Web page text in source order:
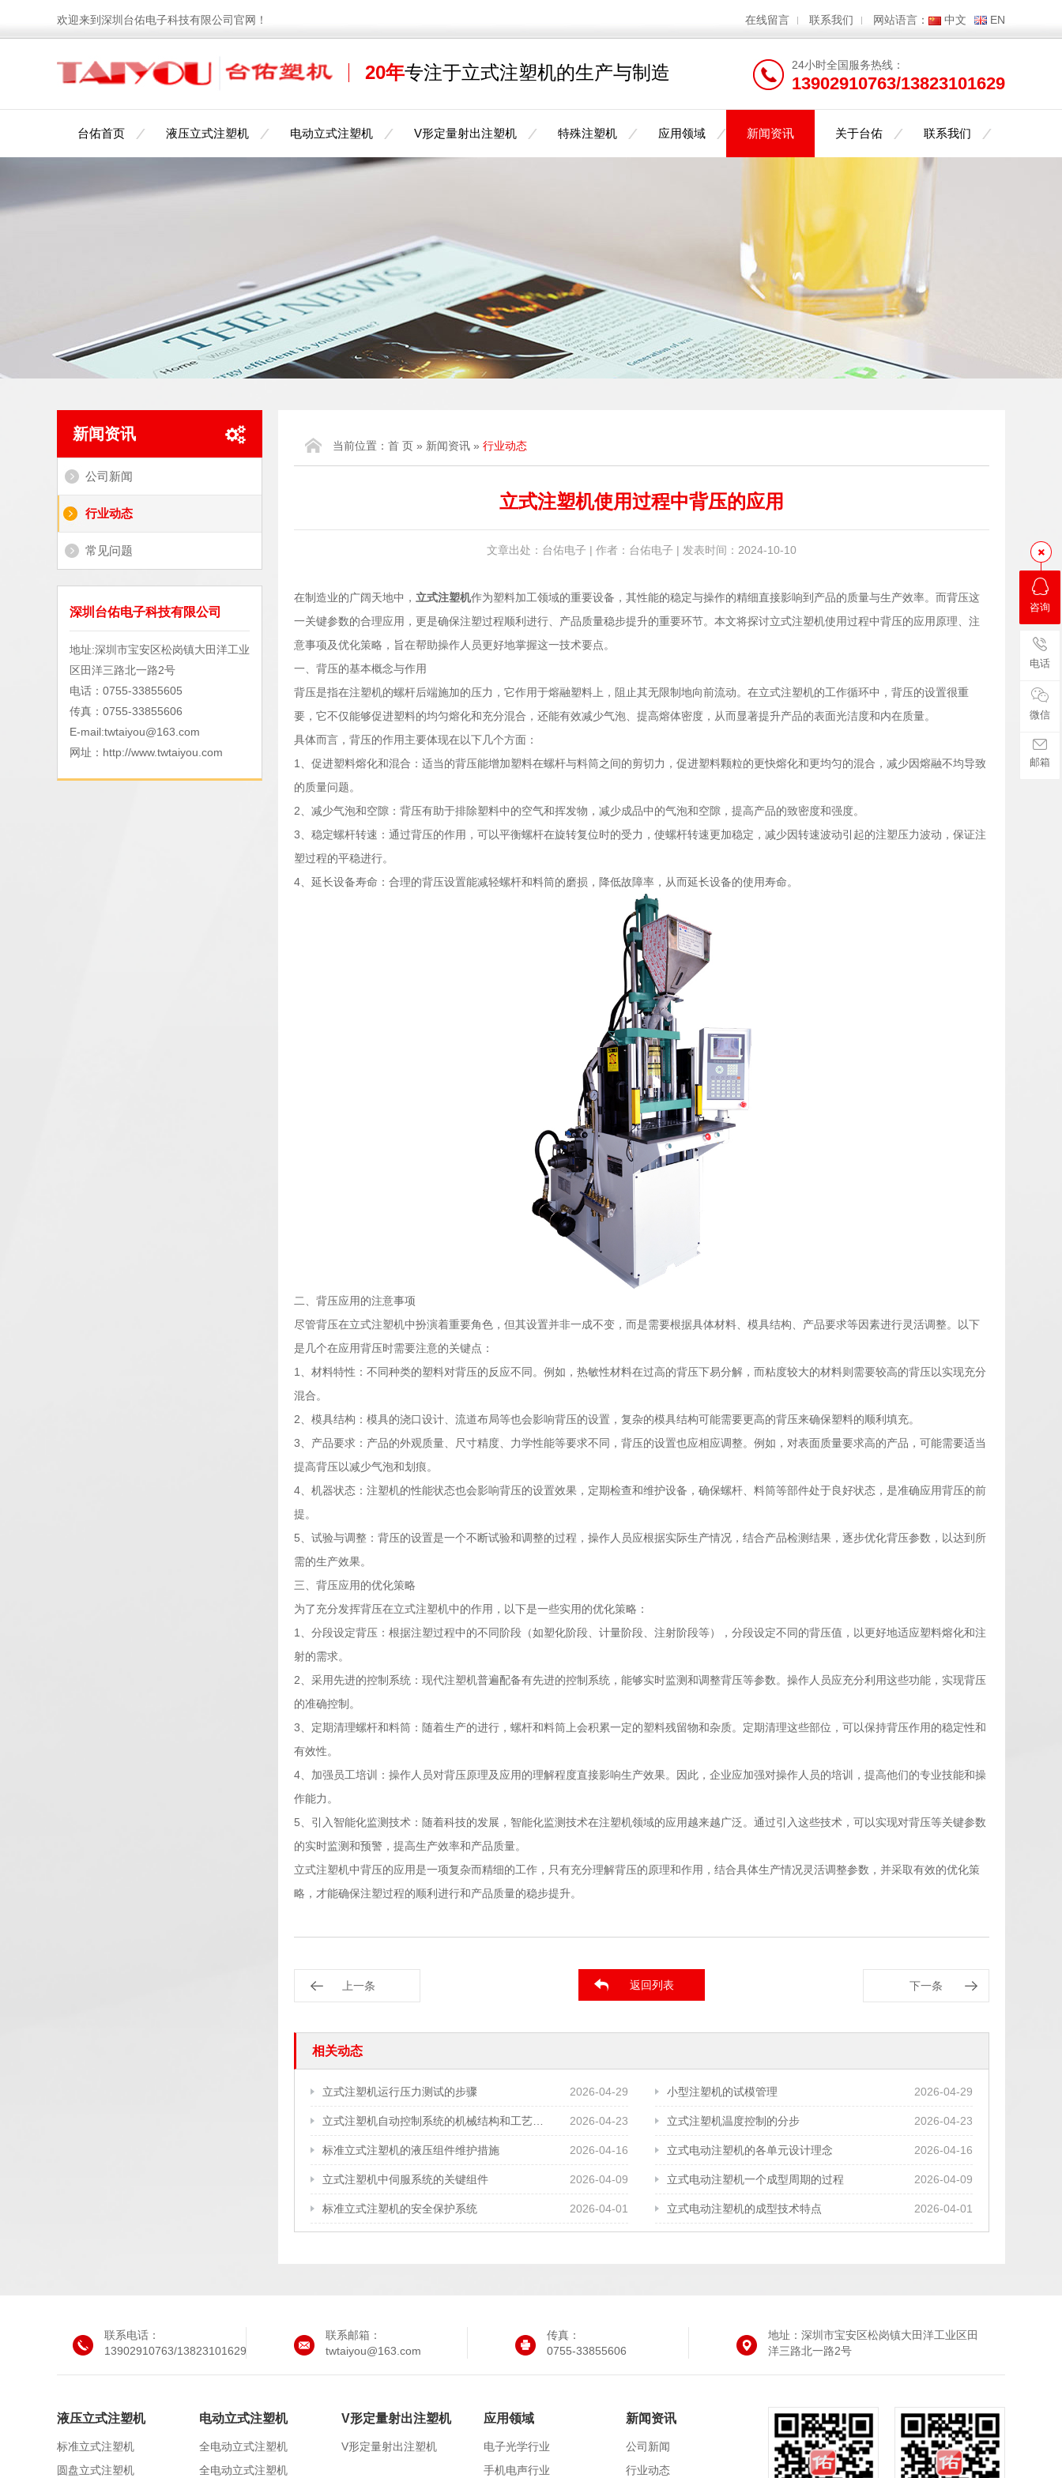
欢迎来到深圳台佑电子科技有限公司官网！ 在线留言 联系我们 网站语言： 中文 EN
20年专注于立式注塑机的生产与制造 24小时全国服务热线：
13902910763/13823101629
台佑首页 液压立式注塑机 电动立式注塑机 V形定量射出注塑机 特殊注塑机 应用领域 新闻资讯 关于台佑 联系我们
新闻资讯
公司新闻
行业动态
常见问题
深圳台佑电子科技有限公司
地址:深圳市宝安区松岗镇大田洋工业
区田洋三路北一路2号
电话：0755-33855605
传真：0755-33855606
E-mail:twtaiyou@163.com
网址： http://www.twtaiyou.com
当前位置： 首 页 » 新闻资讯 » 行业动态
立式注塑机使用过程中背压的应用
文章出处：台佑电子 | 作者：台佑电子 | 发表时间：2024-10-10
在制造业的广阔天地中， 立式注塑机作为塑料加工领域的重要设备，其性能的稳定与操作的精细直接影响到产品的质量与生产效率。而背压这
一关键参数的合理应用，更是确保注塑过程顺利进行、产品质量稳步提升的重要环节。本文将探讨立式注塑机使用过程中背压的应用原理、注
意事项及优化策略，旨在帮助操作人员更好地掌握这一技术要点。
一、背压的基本概念与作用
背压是指在注塑机的螺杆后端施加的压力，它作用于熔融塑料上，阻止其无限制地向前流动。在立式注塑机的工作循环中，背压的设置很重
要，它不仅能够促进塑料的均匀熔化和充分混合，还能有效减少气泡、提高熔体密度，从而显著提升产品的表面光洁度和内在质量。
具体而言，背压的作用主要体现在以下几个方面：
1、促进塑料熔化和混合：适当的背压能增加塑料在螺杆与料筒之间的剪切力，促进塑料颗粒的更快熔化和更均匀的混合，减少因熔融不均导致
的质量问题。
2、减少气泡和空隙：背压有助于排除塑料中的空气和挥发物，减少成品中的气泡和空隙，提高产品的致密度和强度。
3、稳定螺杆转速：通过背压的作用，可以平衡螺杆在旋转复位时的受力，使螺杆转速更加稳定，减少因转速波动引起的注塑压力波动，保证注
塑过程的平稳进行。
4、延长设备寿命：合理的背压设置能减轻螺杆和料筒的磨损，降低故障率，从而延长设备的使用寿命。
二、背压应用的注意事项
尽管背压在立式注塑机中扮演着重要角色，但其设置并非一成不变，而是需要根据具体材料、模具结构、产品要求等因素进行灵活调整。以下
是几个在应用背压时需要注意的关键点：
1、材料特性：不同种类的塑料对背压的反应不同。例如，热敏性材料在过高的背压下易分解，而粘度较大的材料则需要较高的背压以实现充分
混合。
2、模具结构：模具的浇口设计、流道布局等也会影响背压的设置，复杂的模具结构可能需要更高的背压来确保塑料的顺利填充。
3、产品要求：产品的外观质量、尺寸精度、力学性能等要求不同，背压的设置也应相应调整。例如，对表面质量要求高的产品，可能需要适当
提高背压以减少气泡和划痕。
4、机器状态：注塑机的性能状态也会影响背压的设置效果，定期检查和维护设备，确保螺杆、料筒等部件处于良好状态，是准确应用背压的前
提。
5、试验与调整：背压的设置是一个不断试验和调整的过程，操作人员应根据实际生产情况，结合产品检测结果，逐步优化背压参数，以达到所
需的生产效果。
三、背压应用的优化策略
为了充分发挥背压在立式注塑机中的作用，以下是一些实用的优化策略：
1、分段设定背压：根据注塑过程中的不同阶段（如塑化阶段、计量阶段、注射阶段等），分段设定不同的背压值，以更好地适应塑料熔化和注
射的需求。
2、采用先进的控制系统：现代注塑机普遍配备有先进的控制系统，能够实时监测和调整背压等参数。操作人员应充分利用这些功能，实现背压
的准确控制。
3、定期清理螺杆和料筒：随着生产的进行，螺杆和料筒上会积累一定的塑料残留物和杂质。定期清理这些部位，可以保持背压作用的稳定性和
有效性。
4、加强员工培训：操作人员对背压原理及应用的理解程度直接影响生产效果。因此，企业应加强对操作人员的培训，提高他们的专业技能和操
作能力。
5、引入智能化监测技术：随着科技的发展，智能化监测技术在注塑机领域的应用越来越广泛。通过引入这些技术，可以实现对背压等关键参数
的实时监测和预警，提高生产效率和产品质量。
立式注塑机中背压的应用是一项复杂而精细的工作，只有充分理解背压的原理和作用，结合具体生产情况灵活调整参数，并采取有效的优化策
略，才能确保注塑过程的顺利进行和产品质量的稳步提升。
上一条 返回列表 下一条
相关动态
2026-04-29
立式注塑机运行压力测试的步骤 2026-04-29
小型注塑机的试模管理
2026-04-23 2026-04-23
立式注塑机温度控制的分步
2026-04-16
标准立式注塑机的液压组件维护措施 2026-04-16
立式电动注塑机的各单元设计理念
2026-04-09
立式注塑机中伺服系统的关键组件 2026-04-09
立式电动注塑机一个成型周期的过程
2026-04-01
标准立式注塑机的安全保护系统 2026-04-01
立式电动注塑机的成型技术特点
联系电话：
13902910763/13823101629
联系邮箱：
twtaiyou@163.com
传真：
0755-33855606
地址：深圳市宝安区松岗镇大田洋工业区田
洋三路北一路2号
液压立式注塑机
标准立式注塑机
圆盘立式注塑机
电动立式注塑机
全电动立式注塑机
全电动立式注塑机
V形定量射出注塑机
V形定量射出注塑机
应用领域
电子光学行业
手机电声行业
新闻资讯
公司新闻
行业动态
咨询
电话
微信
邮箱